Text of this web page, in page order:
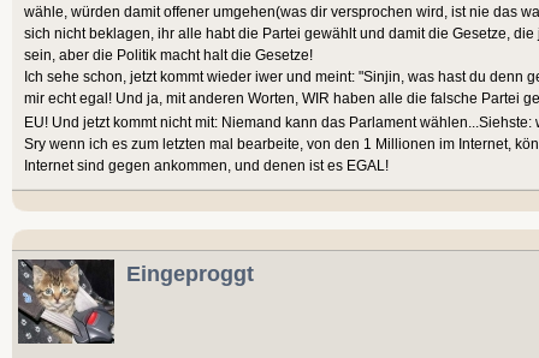
wähle, würden damit offener umgehen(was dir versprochen wird, ist nie das
sich nicht beklagen, ihr alle habt die Partei gewählt und damit die Gesetze,
sein, aber die Politik macht halt die Gesetze!
Ich sehe schon, jetzt kommt wieder iwer und meint: "Sinjin, was hast du denn
mir echt egal! Und ja, mit anderen Worten, WIR haben alle die falsche Partei
EU! Und jetzt kommt nicht mit: Niemand kann das Parlament
Sry wenn ich es zum letzten mal bearbeite, von den 1 Millionen im Internet,
Internet sind gegen ankommen, und denen ist es EGAL!
Eingeproggt